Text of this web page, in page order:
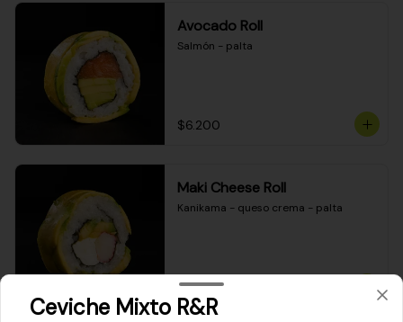
Avocado Roll
Salmón - palta
$6.200
Maki Cheese Roll
Kanikama - queso crema - palta
$5.200
Ceviche Mixto R&R